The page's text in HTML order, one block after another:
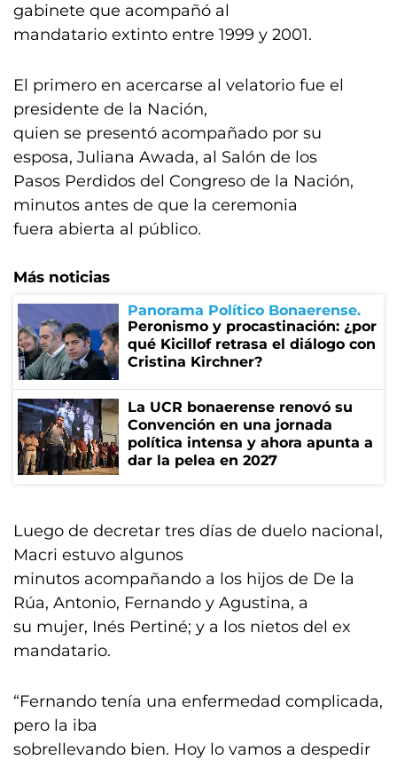
gabinete que acompañó al
mandatario extinto entre 1999 y 2001.
El primero en acercarse al velatorio fue el
presidente de la Nación,
quien se presentó acompañado por su
esposa, Juliana Awada, al Salón de los
Pasos Perdidos del Congreso de la Nación,
minutos antes de que la ceremonia
fuera abierta al público.
Más noticias
Panorama Político Bonaerense
Peronismo y procastinación: ¿por
qué Kicillof retrasa el diálogo con
Cristina Kirchner?
La UCR bonaerense renovó su
Convención en una jornada
política intensa y ahora apunta a
dar la pelea en 2027
Luego de decretar tres días de duelo nacional,
Macri estuvo algunos
minutos acompañando a los hijos de De la
Rúa, Antonio, Fernando y Agustina, a
su mujer, Inés Pertiné; y a los nietos del ex
mandatario.
“Fernando tenía una enfermedad complicada,
pero la iba
sobrellevando bien. Hoy lo vamos a despedir